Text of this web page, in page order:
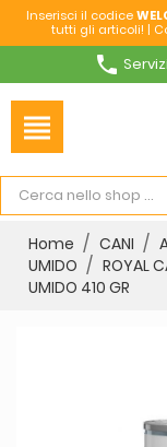
Inserisci il codice
tutti gli articoli! |
phone
view_headline
Home CANI
UMIDO
ROYAL
UMIDO 410 GR